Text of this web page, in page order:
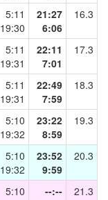
5:11
19:30
21:27
6:06
16.3
5:11
19:31
22:11
7:01
17.3
5:11
19:31
22:49
7:59
18.3
5:10
19:32
23:22
8:59
19.3
5:10
19:32
23:52
9:59
20.3
5:10
--:--
21.3